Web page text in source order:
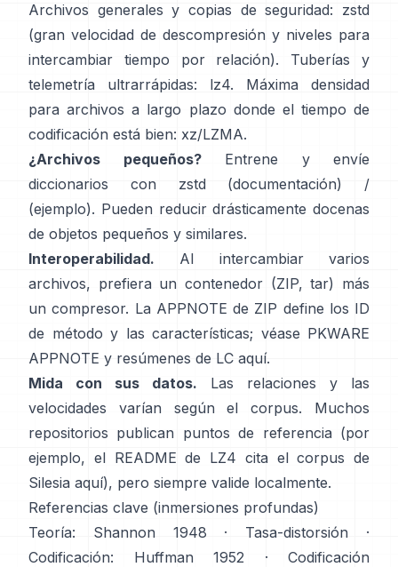
Archivos generales y copias de seguridad: zstd
(gran velocidad de descompresión y niveles para
intercambiar tiempo por relación). Tuberías y
telemetría ultrarrápidas:
lz4. Máxima densidad
para archivos a largo plazo donde el tiempo de
codificación está bien: xz/LZMA.
¿Archivos pequeños?Entrene y envíe
diccionarios con zstd
(documentación)
/
(ejemplo). Pueden reducir drásticamente docenas
de objetos pequeños y similares.
Interoperabilidad. Al intercambiar varios
archivos, prefiera un contenedor (ZIP, tar) más
un compresor. La APPNOTE de ZIP define los ID
de método y las características; véase PKWARE
APPNOTE y resúmenes de LC aquí.
Mida con sus datos. Las relaciones y las
velocidades varían según el corpus. Muchos
repositorios publican puntos de referencia (por
ejemplo, el README de LZ4 cita el corpus de
Silesia aquí), pero siempre valide localmente.
Referencias clave (inmersiones profundas)
Teoría:
Shannon 1948 · Tasa-distorsión
·
Codificación:
Huffman 1952 ·
Codificación